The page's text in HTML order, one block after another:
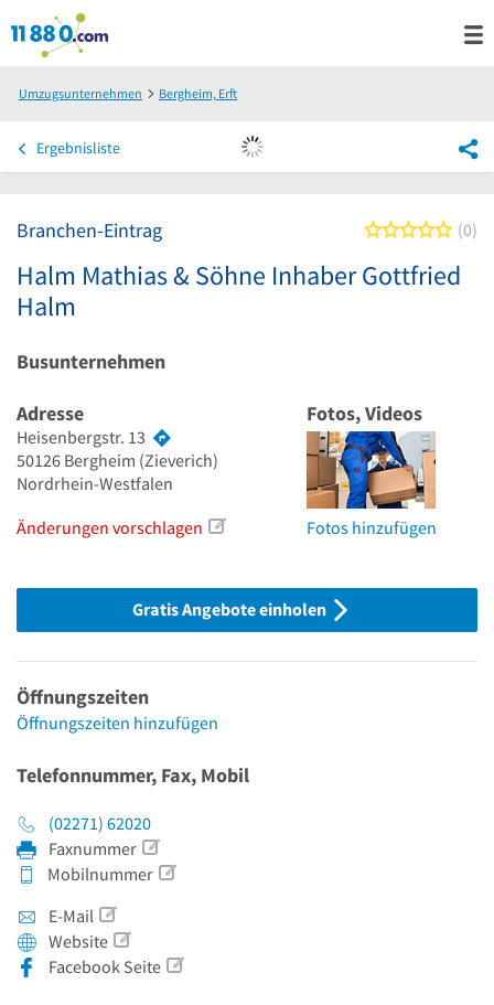
Umzugsunternehmen
Bergheim, Erft
Ergebnisliste
Branchen-Eintrag 00
Halm Mathias & Söhne Inhaber Gottfried
Halm
Busunternehmen
Adresse
Heisenbergstr. 13
50126 Bergheim (Zieverich)
Nordrhein-Westfalen
Änderungen vorschlagen
Fotos, Videos
Fotos hinzufügen
Gratis Angebote einholen
Öffnungszeiten
Öffnungszeiten hinzufügen
Telefonnummer, Fax, Mobil
(02271) 62020
Faxnummer
Mobilnummer
E-Mail
Website
Facebook Seite